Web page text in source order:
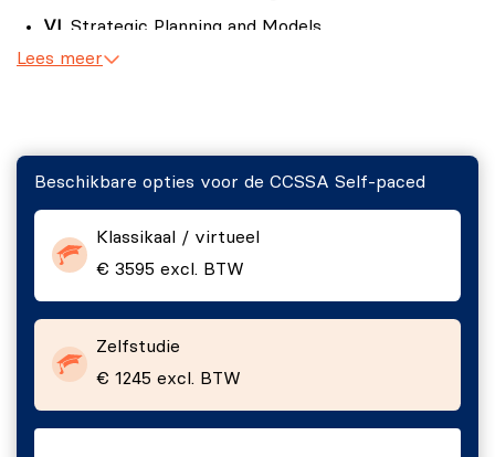
VI. Strategic Planning and Models.
VII.Resource Management.
XII.Application Controls.
XIII.Information Systems Operations, Maintenance,
and Support.
System and Communications.
XV. Hardware.
Lees meer
Beschikbare opties voor de CCSSA Self-paced
Klassikaal / virtueel
€ 3595 excl. BTW
Zelfstudie
€ 1245 excl. BTW